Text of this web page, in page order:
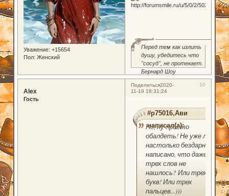
Уважение: +15654
Пол: Женский
Перед тем как излить
душу, убедитесь что
"сосуд", не протекает.
Бернард Шоу
0
Поделиться 10
2020-
11-19 18:31:24
Alex
Гость
#p75016,Ави
написал(а):
Не, ну просто
обалдеть! Не уже ли
настолько бездарно
написано, что даже
трех слов не
нашлось? Или трех
букв! Или трех
пальцев...)))